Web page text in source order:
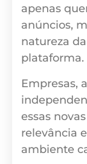
apenas
anúncios,
natureza
plataforma.
Empresas,
essas
relevância
ambiente